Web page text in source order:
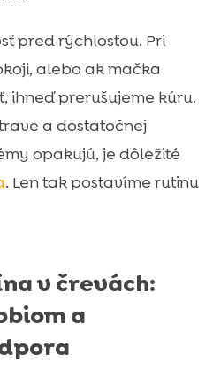
pred rýchlosťou. Pri
alebo ak mačka
ihneď prerušujeme kúru.
a dostatočnej
opakujú, je dôležité
. Len tak postavíme rutinu
v črevách:
a